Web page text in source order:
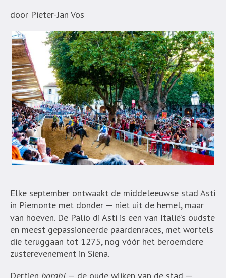
door Pieter-Jan Vos
Elke september ontwaakt de middeleeuwse stad Asti
in Piemonte met donder — niet uit de hemel, maar
van hoeven. De Palio di Asti is een van Italië’s oudste
en meest gepassioneerde paardenraces, met wortels
die teruggaan tot 1275, nog vóór het beroemdere
zusterevenement in Siena.